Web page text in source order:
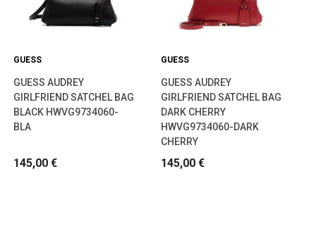
GUESS
GUESS AUDREY
GIRLFRIEND SATCHEL BAG
BLACK HWVG9734060-
BLA
145,00 €
GUESS
GUESS AUDREY
GIRLFRIEND SATCHEL BAG
DARK CHERRY
HWVG9734060-DARK
CHERRY
145,00 €